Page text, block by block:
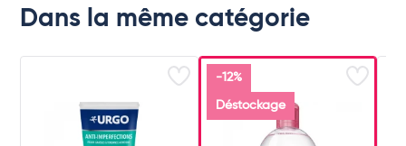
Dans la même catégorie
-12%
Déstockage